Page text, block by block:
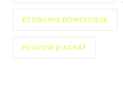
ÉCONOMIE DOMESTIQUE
POUVOIR D'ACHAT